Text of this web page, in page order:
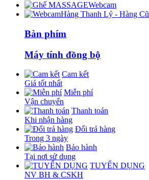
Webcam
Hàng Thanh Lý - Hàng Cũ
Bàn phím
Máy tính đồng bộ
Cam kết
Giá tốt nhất
Miễn phí
Vận chuyển
Thanh toán
Khi nhận hàng
Đổi trả hàng
Trong 3 ngày
Bảo hành
Tại nơi sử dụng
TUYỂN DỤNG
NV BH & CSKH